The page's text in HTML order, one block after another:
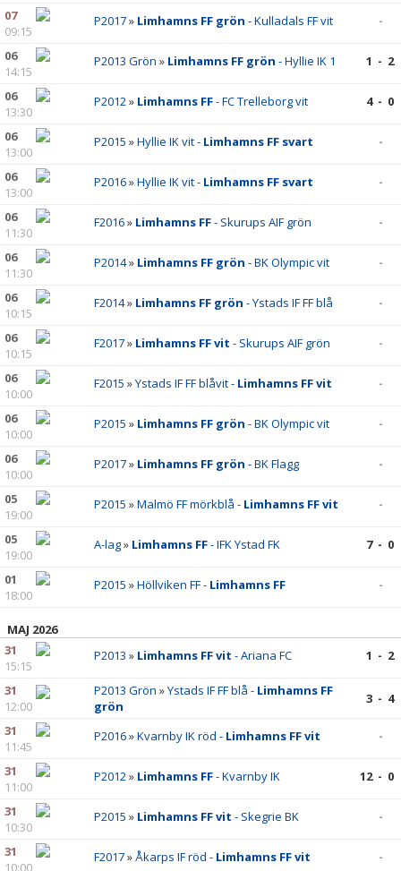
07
09:15
P2017» Limhamns FF grön - Kulladals FF vit -
06
14:15
P2013 Grön » Limhamns FF grön - Hyllie IK 1 1 - 2
06
13:30
P2012» Limhamns FF- FC Trelleborg vit 4 - 0
06
13:00
P2015 »Hyllie IK vit - Limhamns FF svart -
06
13:00
P2016»Hyllie IK vit - Limhamns FF svart -
06
11:30
F2016» Limhamns FF- Skurups AIF grön -
06
11:30
P2014» Limhamns FF grön - BK Olympic vit -
06
10:15
F2014» Limhamns FF grön - Ystads IF FF blå -
06
10:15
F2017» Limhamns FF vit - Skurups AIF grön -
06
10:00
F2015 »Ystads IF FF blåvit - Limhamns FF vit -
06
10:00
P2015 » Limhamns FF grön - BK Olympic vit -
06
10:00
P2017» Limhamns FF grön - BK Flagg -
05
19:00
P2015 »Malmö FF mörkblå - Limhamns FF vit -
05
19:00
A-lag» Limhamns FF- IFK Ystad FK 7 - 0
01
18:00
P2015 »Höllviken FF - Limhamns FF -
MAJ 2026
31
15:15
P2013 » Limhamns FF vit - Ariana FC 1 - 2
31
12:00
P2013 Grön »Ystads IF FF blå - Limhamns FF
grön
3 - 4
31
11:45
P2016»Kvarnby IK röd - Limhamns FF vit -
31
11:00
P2012» Limhamns FF- Kvarnby IK 12 - 0
31
10:30
P2015 » Limhamns FF vit - Skegrie BK -
31
10:00
F2017»Åkarps IF röd - Limhamns FF vit -